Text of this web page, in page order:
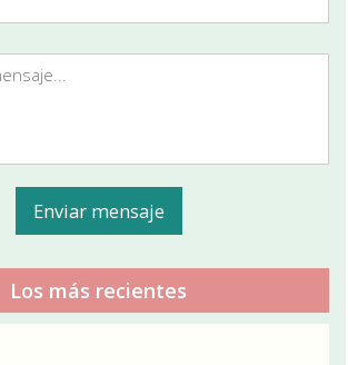
Los más recientes